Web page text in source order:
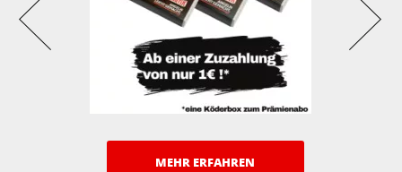
MEHR ERFAHREN